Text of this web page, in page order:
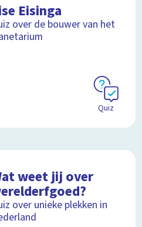
Eisinga
over de bouwer van het
Quiz
weet jij over
over unieke plekken in